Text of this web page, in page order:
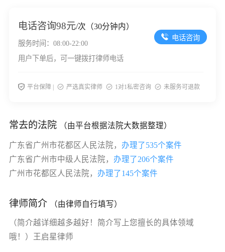
电话咨询98元/次（30分钟内）
服务时间：08:00-22:00
用户下单后，可一键拨打律师电话
平台保障 | 严选真实律师 1对1私密咨询 未服务可退款
电话咨询
常去的法院 （由平台根据法院大数据整理）
广东省广州市花都区人民法院， 办理了535个案件
广东省广州市中级人民法院， 办理了206个案件
广州市花都区人民法院， 办理了145个案件
律师简介 （由律师自行填写）
（简介越详细越多越好！简介写上您擅长的具体领域
哦！）王启星律师